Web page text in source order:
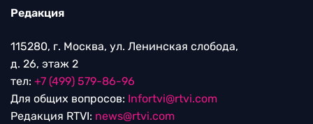
Редакция
115280, г. Москва, ул. Ленинская слобода,
д. 26, этаж 2
тел: +7 (499) 579-86-96
Для общих вопросов: Infortvi@rtvi.com
Редакция RTVI: news@rtvi.com